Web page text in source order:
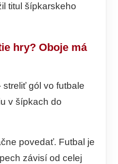
titul šípkarskeho
hry? Oboje má
gól vo futbale
v šípkach do
povedať. Futbal je
závisí od celej